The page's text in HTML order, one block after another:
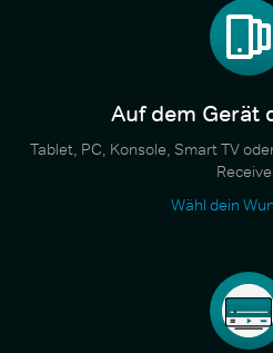
Auf dem Gerät
Tablet, PC, Konsole, Smart TV
Wähl dein